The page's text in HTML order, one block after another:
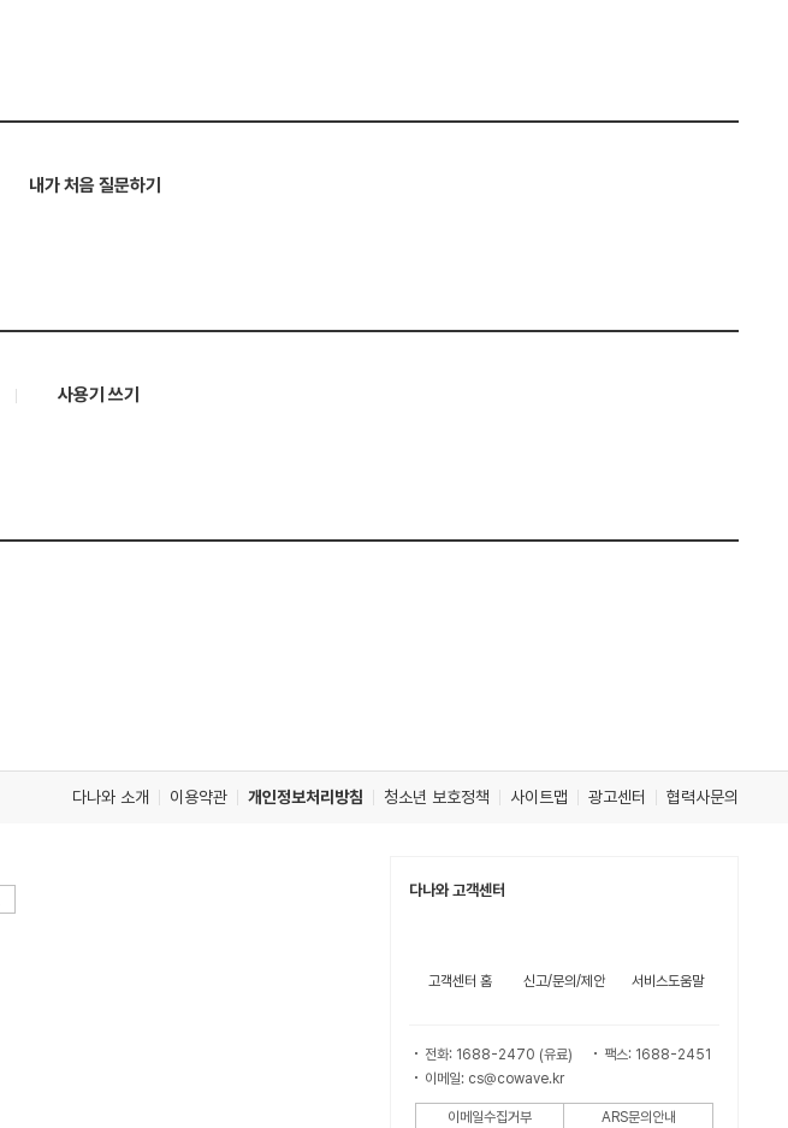
내가 처음 질문하기
사용기 쓰기
다나와 소개 이용약관 개인정보처리방침 청소년 보호정책 사이트맵 광고센터 협력사문의
다나와 고객센터
고객센터 홈 신고/문의/제안 서비스도움말
전화: 1688-2470 (유료)
팩스: 1688-2451
이메일: cs@cowave.kr
이메일수집거부 ARS문의안내